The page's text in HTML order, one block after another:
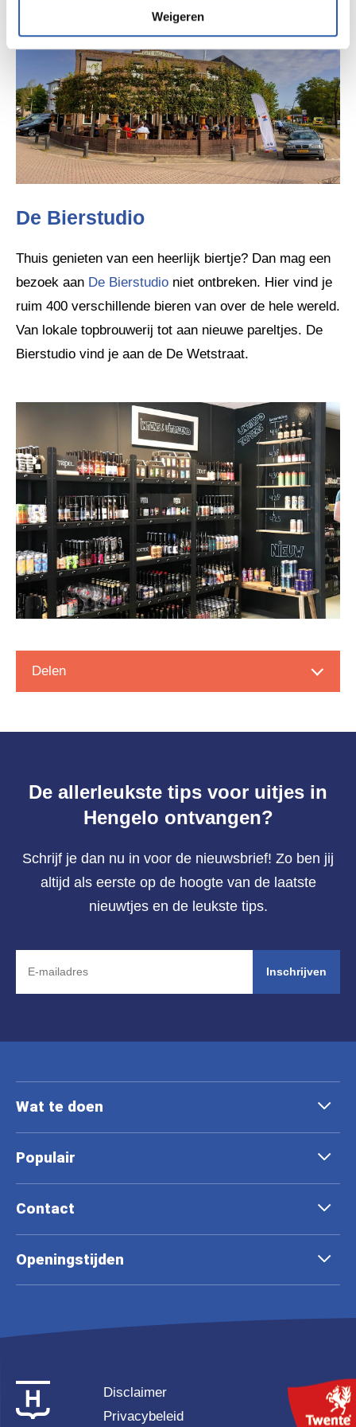
Weigeren
De Bierstudio
Thuis genieten van een heerlijk biertje? Dan mag een
bezoek aan De Bierstudio niet ontbreken. Hier vind je
ruim 400 verschillende bieren van over de hele wereld.
Van lokale topbrouwerij tot aan nieuwe pareltjes. De
Bierstudio vind je aan de De Wetstraat.
Delen
De allerleukste tips voor uitjes in
Hengelo ontvangen?
Schrijf je dan nu in voor de nieuwsbrief! Zo ben jij
altijd als eerste op de hoogte van de laatste
nieuwtjes en de leukste tips.
Inschrijven
Wat te doen
Populair
Contact
Openingstijden
Disclaimer
Privacybeleid